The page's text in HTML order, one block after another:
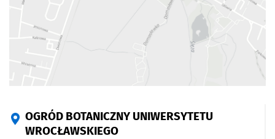
OGRÓD BOTANICZNY UNIWERSYTETU
WROCŁAWSKIEGO